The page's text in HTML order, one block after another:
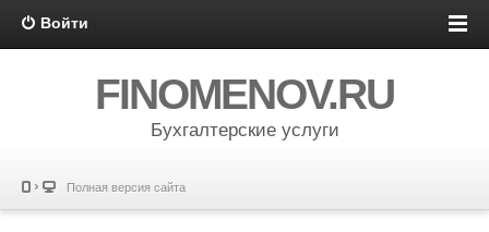
Войти
FINOMENOV.RU
Бухгалтерские услуги
Полная версия сайта